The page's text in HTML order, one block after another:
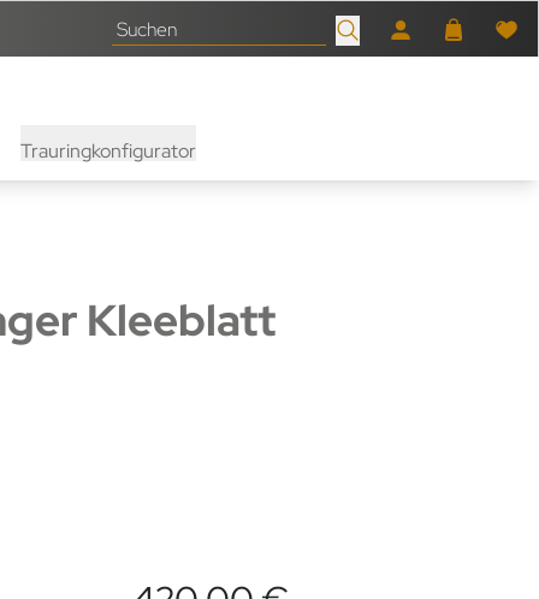
Trauringkonfigurator
Kleeblatt